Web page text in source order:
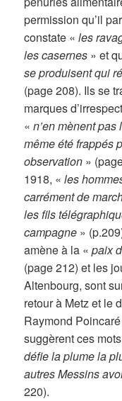
permission qu’il
constate «les
les casernes » et
se produisent qui
(page 208). Ils se
marques
«n’en mènent pas
même été frappés
observation »
1918, «les
carrément de
les fils
campagne »
amène à la «paix
(page 212) et les
Altenbourg, sont
retour à Metz et le
Raymond
suggèrent ces
défie la plume la
autres Messins
220).